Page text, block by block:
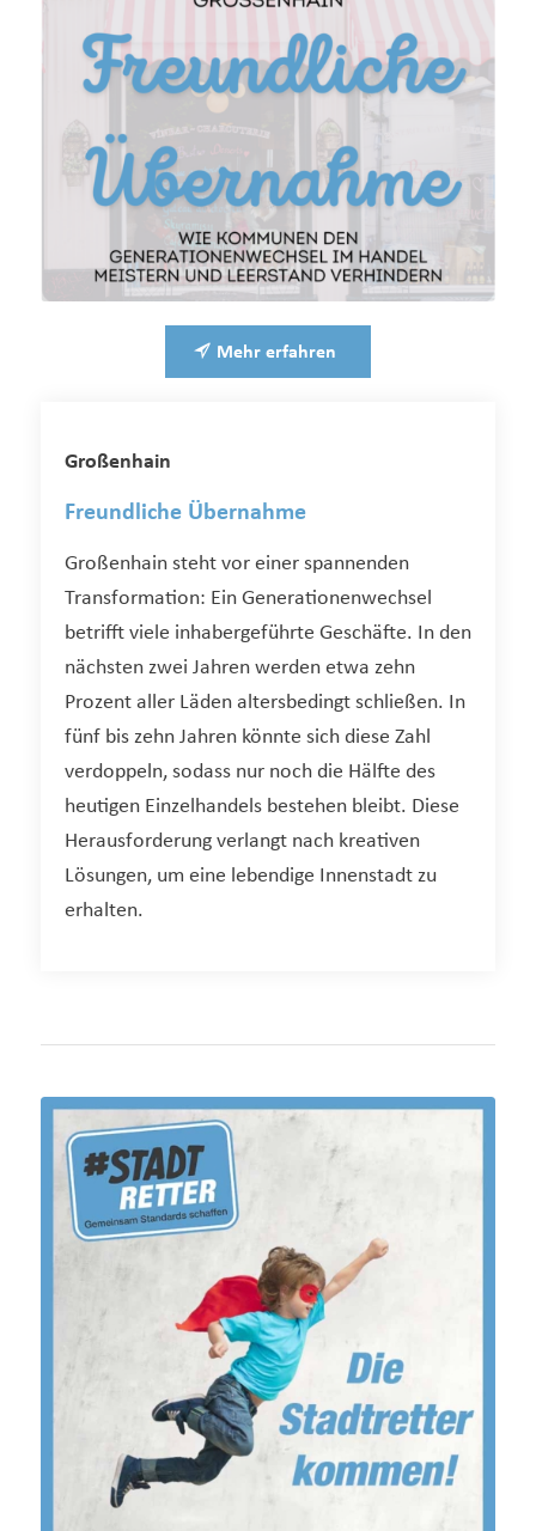
Mehr erfahren
Großenhain
Freundliche Übernahme
Großenhain steht vor einer spannenden
Transformation: Ein Generationenwechsel
betrifft viele inhabergeführte Geschäfte. In den
nächsten zwei Jahren werden etwa zehn
Prozent aller Läden altersbedingt schließen. In
fünf bis zehn Jahren könnte sich diese Zahl
verdoppeln, sodass nur noch die Hälfte des
heutigen Einzelhandels bestehen bleibt. Diese
Herausforderung verlangt nach kreativen
Lösungen, um eine lebendige Innenstadt zu
erhalten.